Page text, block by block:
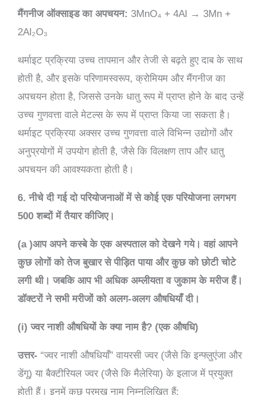
मैंगनीज ऑक्साइड का अपचयन: 3MnO₄ + 4Al → 3Mn +
2Al₂O₃
थर्माइट प्रक्रिया उच्च तापमान और तेजी से बढ़ते हुए दाब के साथ
होती है, और इसके परिणामस्वरूप, क्रोमियम और मैंगनीज का
अपचयन होता है, जिससे उनके धातु रूप में प्राप्त होने के बाद उन्हें
उच्च गुणवत्ता वाले मेटल्स के रूप में प्राप्त किया जा सकता है।
थर्माइट प्रक्रिया अक्सर उच्च गुणवत्ता वाले विभिन्न उद्योगों और
अनुप्रयोगों में उपयोग होती है, जैसे कि विलक्षण ताप और धातु
अपचयन की आवश्यकता होती है।
6. नीचे दी गई दो परियोजनाओं में से कोई एक परियोजना लगभग
500 शब्दों में तैयार कीजिए।
(a )आप अपने कस्बे के एक अस्पताल को देखने गये। वहां आपने
कुछ लोगों को तेज बुखार से पीड़ित पाया और कुछ को छोटी चोटे
लगी थी। जबकि आप भी अधिक अम्लीयता व जुकाम के मरीज हैं।
डॉक्टरों ने सभी मरीजों को अलग-अलग औषधियाँ दी।
(i) ज्वर नाशी औषधियों के क्या नाम है? (एक औषधि)
उत्तर- “ज्वर नाशी औषधियाँ” वायरसी ज्वर (जैसे कि इन्फ्लुएंजा और
डेंगू) या बैक्टीरियल ज्वर (जैसे कि मैलेरिया) के इलाज में प्रयुक्त
होती हैं। इनमें कुछ प्रमुख नाम निम्नलिखित हैं: